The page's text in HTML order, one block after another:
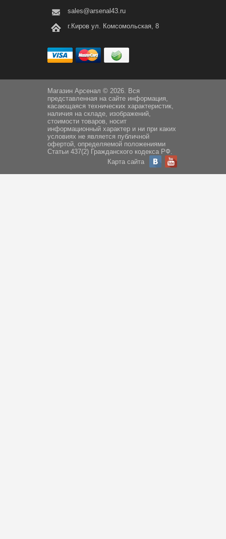
sales@arsenal43.ru
г.Киров ул. Комсомольская, 8
Магазин Арсенал © 2026. Вся
представленная на сайте информация,
касающаяся технических характеристик,
наличия на складе, изображений,
стоимости товаров, носит
информационный характер и ни при каких
условиях не является публичной
офертой, определяемой положениями
Статьи 437(2) Гражданского кодекса РФ.
Карта сайта